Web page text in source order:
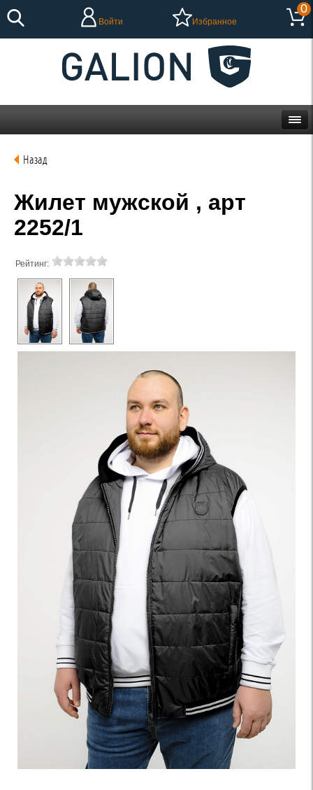
Войти Избранное
0
Назад
Жилет мужской , арт
2252/1
Рейтинг: